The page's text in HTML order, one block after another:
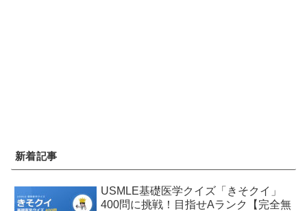
新着記事
USMLE基礎医学クイズ「きそクイ」
400問に挑戦！目指せAランク【完全無